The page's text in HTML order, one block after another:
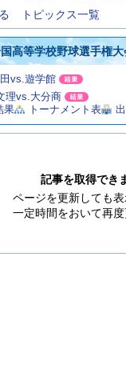
トピックス一覧
高等学校野球選手権大
vs.遊学館
理vs.大分商
果
トーナメント表
記事を取得でき
ページを更新しても表
一定時間をおいて再度